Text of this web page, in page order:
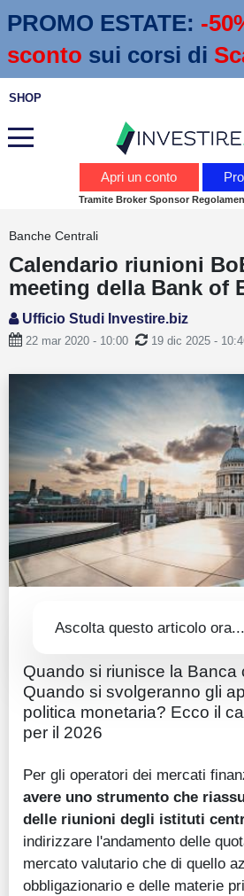
PROMO ESTATE: -
sconto sui corsi di
SHOP
Webinar
Servizi
Guide
Quotazioni
Conto IG
Guru Monitor
Stagionalità
Apri un conto
Tramite Broker Sponsor
Banche Centrali
Calendario riunioni
meeting della Bank of
Ufficio Studi Investire.biz
22 mar 2020 - 10:00 19 dic 2025 -
Ascolta questo articolo ora...
Quando si riunisce la Banca
Quando si svolgeranno gli
politica monetaria? Ecco il
per il 2026
Per gli operatori dei mercati
avere uno strumento che
delle riunioni degli istituti
indirizzare l'andamento delle
mercato valutario che di quello
obbligazionario e delle materie